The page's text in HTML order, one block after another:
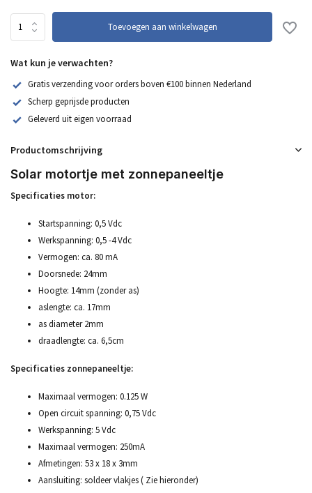
Toevoegen aan winkelwagen
Wat kun je verwachten?
Gratis verzending voor orders boven €100 binnen Nederland
Scherp geprijsde producten
Geleverd uit eigen voorraad
Productomschrijving
Solar motortje met zonnepaneeltje
Specificaties motor:
Startspanning: 0,5 Vdc
Werkspanning: 0,5 -4 Vdc
Vermogen: ca. 80 mA
Doorsnede: 24mm
Hoogte: 14mm (zonder as)
aslengte: ca. 17mm
as diameter 2mm
draadlengte: ca. 6,5cm
Specificaties zonnepaneeltje:
Maximaal vermogen: 0.125 W
Open circuit spanning: 0,75 Vdc
Werkspanning: 5 Vdc
Maximaal vermogen: 250mA
Afmetingen: 53 x 18 x 3mm
Aansluiting: soldeer vlakjes ( Zie hieronder)